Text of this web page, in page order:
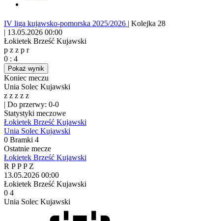
IV liga kujawsko-pomorska 2025/2026 | Kolejka 28
| 13.05.2026 00:00
Łokietek Brześć Kujawski
p z z p r
0 : 4
Pokaż wynik
Koniec meczu
Unia Solec Kujawski
z z z z z
| Do przerwy: 0-0
Statystyki meczowe
Łokietek Brześć Kujawski
Unia Solec Kujawski
0 Bramki 4
Ostatnie mecze
Łokietek Brześć Kujawski
R PPPZ
13.05.2026 00:00
Łokietek Brześć Kujawski
0 4
Unia Solec Kujawski